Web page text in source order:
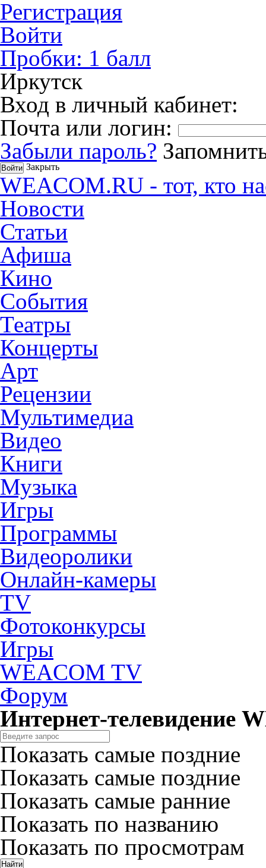
Регистрация
Войти
Пробки: 1 балл
Иркутск
Вход в личный кабинет:
Почта или логин:
Забыли пароль?
Закрыть
WEACOM.RU - тот, кто
Новости
Статьи
Афиша
Кино
События
Театры
Концерты
Арт
Рецензии
Мультимедиа
Видео
Книги
Музыка
Игры
Программы
Видеоролики
Онлайн-камеры
TV
Фотоконкурсы
Игры
WEACOM TV
Форум
Интернет-телевидение
Показать самые поздние
Показать самые поздние
Показать самые ранние
Показать по названию
Показать по просмотрам